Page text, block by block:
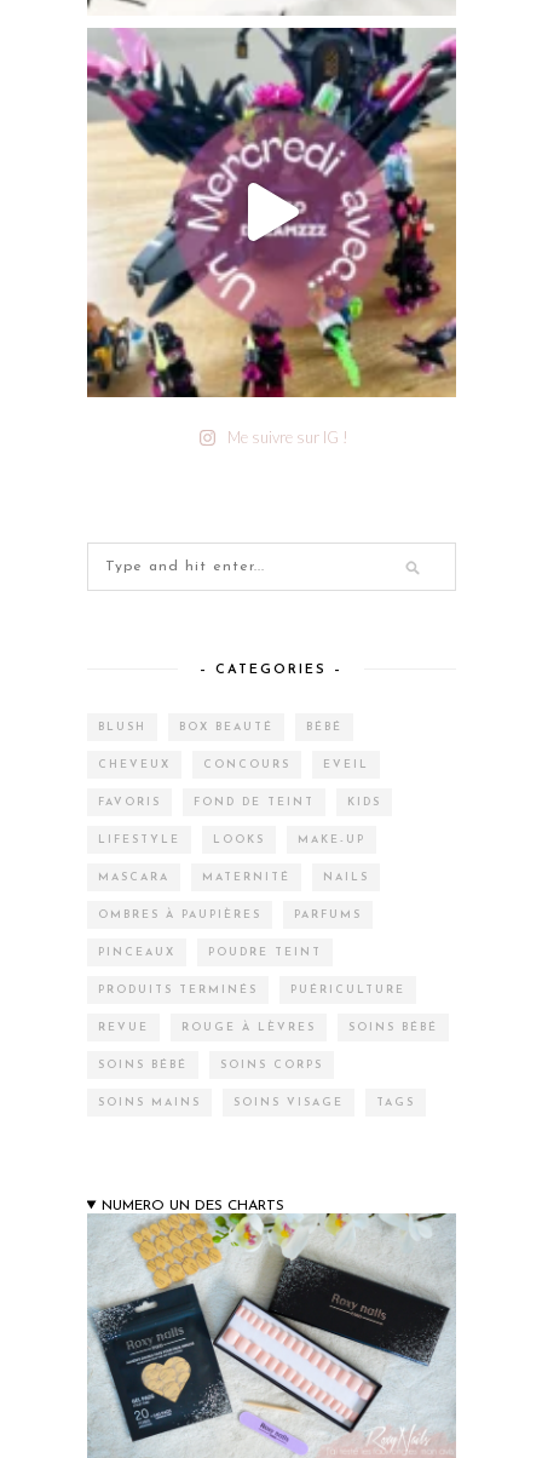
Me suivre sur IG !
– CATEGORIES –
BLUSH BOX BEAUTÉ BÉBÉ
CHEVEUX CONCOURS EVEIL
FAVORIS FOND DE TEINT KIDS
LIFESTYLE LOOKS MAKE-UP
MASCARA MATERNITÉ NAILS
OMBRES À PAUPIÈRES PARFUMS
PINCEAUX POUDRE TEINT
PRODUITS TERMINÉS PUÉRICULTURE
REVUE ROUGE À LÈVRES SOINS BÉBÉ
SOINS BÉBÉ SOINS CORPS
SOINS MAINS SOINS VISAGE TAGS
NUMERO UN DES CHARTS